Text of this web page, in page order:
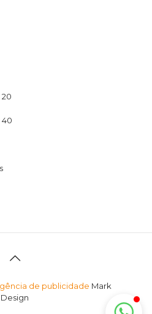
40
de publicidade Mark
Design